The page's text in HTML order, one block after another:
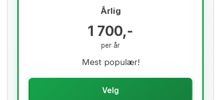
Årlig
1 700,-
per år
Mest populær!
Velg